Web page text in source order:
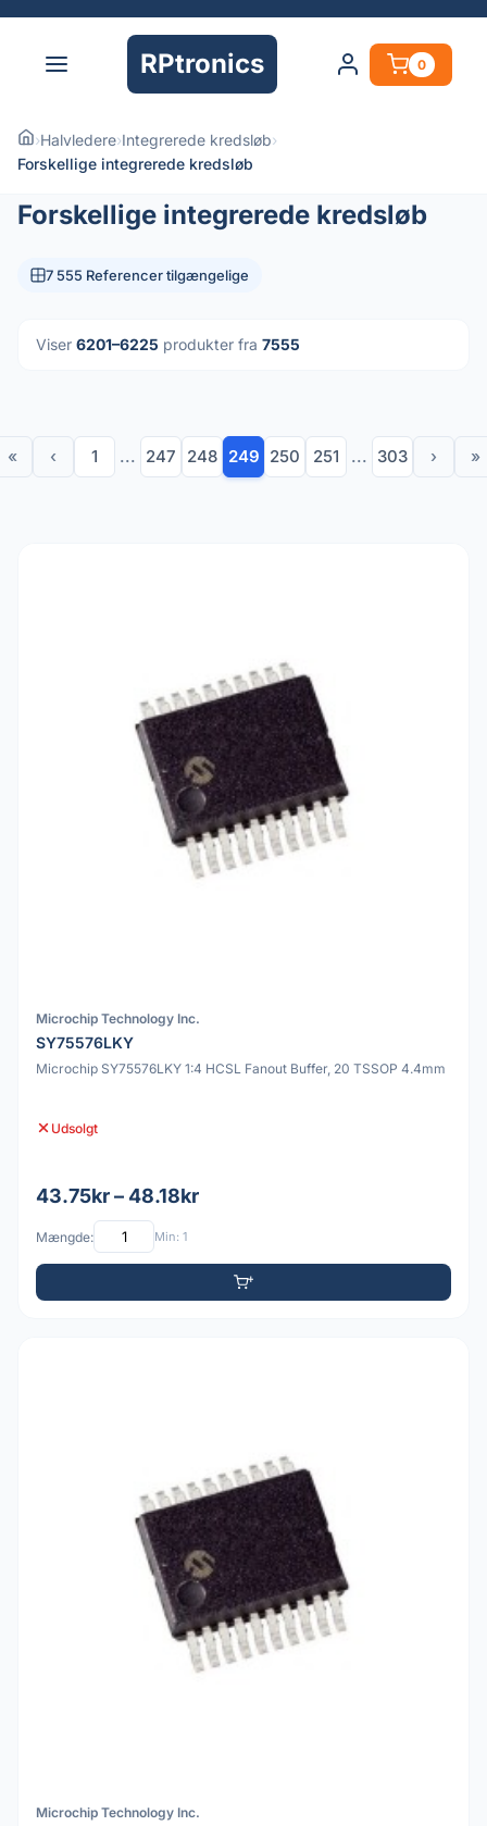
RPtronics 0
›Halvledere›Integrerede kredsløb›
Forskellige integrerede kredsløb
Forskellige integrerede kredsløb
7 555 Referencer tilgængelige
Viser 6201–6225 produkter fra 7555
« ‹ 1 ... 247 248 249 250 251 ... 303 › »
Microchip Technology Inc.
SY75576LKY
Microchip SY75576LKY 1:4 HCSL Fanout Buffer, 20 TSSOP 4.4mm
Udsolgt
43.75kr – 48.18kr
Mængde: Min: 1
Microchip Technology Inc.